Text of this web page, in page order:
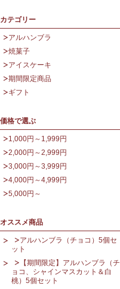
カテゴリー
アルハンブラ
焼菓子
アイスケーキ
期間限定商品
ギフト
価格で選ぶ
1,000円～1,999円
2,000円～2,999円
3,000円～3,999円
4,000円～4,999円
5,000円～
オススメ商品
アルハンブラ（チョコ）5個セ
ット
【期間限定】アルハンブラ（チ
ョコ、シャインマスカット＆白
桃）5個セット